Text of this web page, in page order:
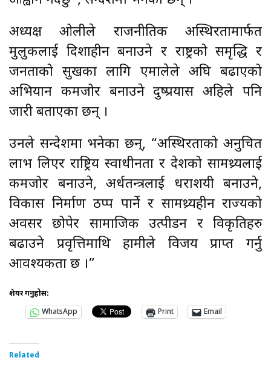
अध्यक्ष ओलीले राजनीतिक अस्थिरतामार्फत
मुलुकलाई दिशाहीन बनाउने र राष्ट्रको समृद्धि र
जनताको सुखका लागि एमालेले अघि बढाएको
अभियान कमजोर बनाउने दुष्प्रयास अहिले पनि
जारी बताएका छन् ।
उनले सन्देशमा भनेका छन्, “अस्थिरताको अनुचित
लाभ लिएर राष्ट्रिय स्वाधीनता र देशको सामथ्र्यलाई
कमजोर बनाउने, अर्धतन्त्रलाई धराशयी बनाउने,
विकास निर्माण ठप्प पार्ने र सामथ्र्यहीन राज्यको
अवसर छोपेर सामाजिक उत्पीडन र विकृतिहरु
बढाउने प्रवृत्तिमाथि हामीले विजय प्राप्त गर्नु
आवश्यकता छ ।”
शेयर गर्नुहोस:
WhatsApp
Print Email
Related